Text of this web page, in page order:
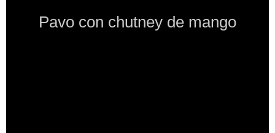
Pavo con chutney de mango